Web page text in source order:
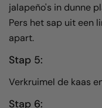
jalapeño's in dunne
Pers het sap uit een
apart.
Stap 5:
Verkruimel de kaas
Stap 6: